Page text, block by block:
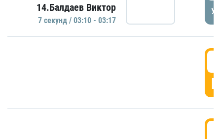
14.Балдаев Виктор
7 секунд / 03:10 - 03:17